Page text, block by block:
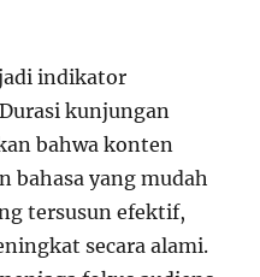
indikator
kunjungan
bahwa konten
bahasa yang mudah
tersusun efektif,
secara alami.